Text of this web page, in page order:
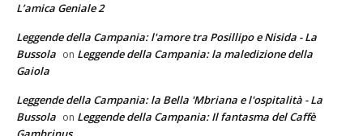
L’amica Geniale 2
Leggende della Campania: l'amore tra Posillipo e Nisida - La
Bussola on Leggende della Campania: la maledizione della
Gaiola
Leggende della Campania: la Bella 'Mbriana e l'ospitalità - La
Bussola on Leggende della Campania: Il fantasma del Caffè